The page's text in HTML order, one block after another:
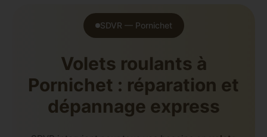
SDVR — Pornichet
Volets roulants à
Pornichet : réparation et
dépannage express